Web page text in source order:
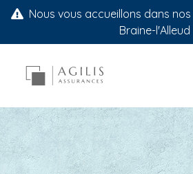
Nous vous accueillons dans
Braine-l'Alleud